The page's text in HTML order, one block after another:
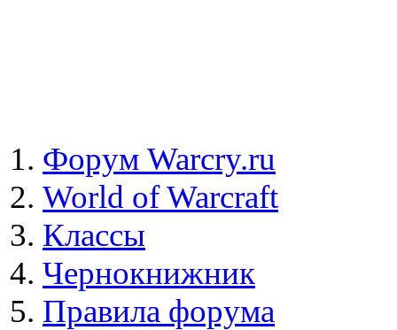
Форум Warcry.ru
World of Warcraft
Классы
Чернокнижник
Правила форума